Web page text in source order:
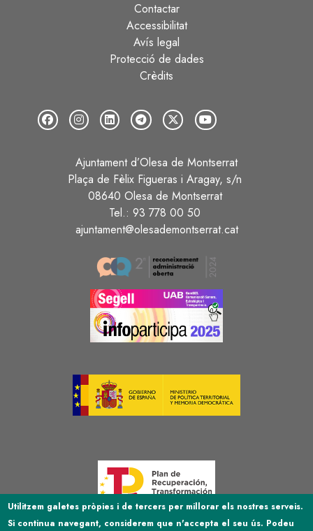
Contactar
Accessibilitat
Avís legal
Protecció de dades
Crèdits
Ajuntament d’Olesa de Montserrat
Plaça de Fèlix Figueras i Aragay, s/n
08640 Olesa de Montserrat
Tel.: 93 778 00 50
ajuntament@olesademontserrat.cat
Image
Image
Utilitzem galetes pròpies i de tercers per millorar els nostres serveis.
Si continua navegant, considerem que n'accepta el seu ús. Podeu